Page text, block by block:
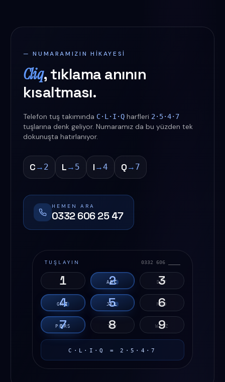
— NUMARAMIZIN HIKAYESI
Cliq, tıklama anının
kısaltması.
Telefon tuş takımında C·L·I·Q harfleri 2·5·4·7
tuşlarına denk geliyor. Numaramız da bu yüzden tek
dokunuşta hatırlanıyor.
C→ 2 L→ 5 I→4 Q→ 7
HEMEN ARA
0332 606 25 47
TUŞLAYIN 0332 606 ____
1 2
AB C 3
DEF
4
GH I 5
JK L 6
MNO
7
P Q RS 8
TUV 9
WXYZ
C·L·I·Q = 2·5·4·7